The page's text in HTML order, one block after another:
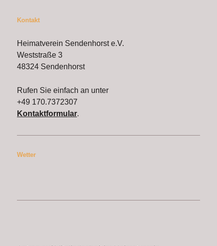
Kontakt
Heimatverein Sendenhorst e.V.
Weststraße 3
48324 Sendenhorst
Rufen Sie einfach an unter
+49 170.7372307
Kontaktformular.
Wetter